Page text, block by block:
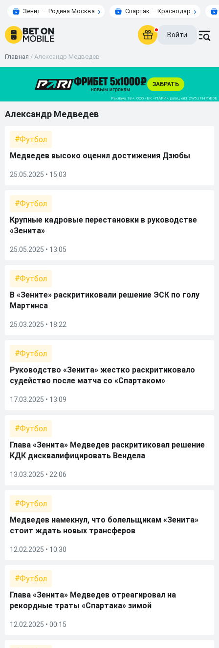
Зенит — Родина Москва Спартак — Краснодар
Войти
Главная / Александр Медведев
Александр Медведев
Футбол
Медведев высоко оценил достижения Дзюбы
25.05.2025 • 15:03
Футбол
Крупные кадровые перестановки в руководстве
«Зенита»
25.05.2025 • 13:05
Футбол
В «Зените» раскритиковали решение ЭСК по голу
Мартинса
25.03.2025 • 18:22
Футбол
Руководство «Зенита» жестко раскритиковало
судейство после матча со «Спартаком»
17.03.2025 • 13:09
Футбол
Глава «Зенита» Медведев раскритиковал решение
КДК дисквалифицировать Вендела
13.03.2025 • 22:06
Футбол
Медведев намекнул, что болельщикам «Зенита»
стоит ждать новых трансферов
12.02.2025 • 10:30
Футбол
Глава «Зенита» Медведев отреагировал на
рекордные траты «Спартака» зимой
12.02.2025 • 00:15